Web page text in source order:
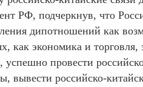
РФ, подчеркнув, что
дипотношений как
как экономика и торговля,
успешно провести
вывести российско-